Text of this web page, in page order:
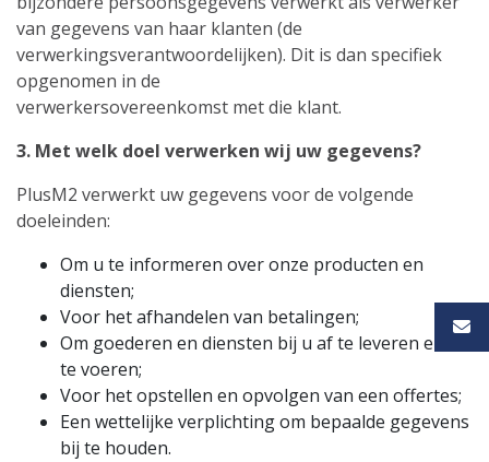
van gegevens van haar klanten (de
verwerkingsverantwoordelijken). Dit is dan specifiek
opgenomen in de
verwerkersovereenkomst met die klant.
3. Met welk doel verwerken wij uw gegevens?
PlusM2 verwerkt uw gegevens voor de volgende
doeleinden:
Om u te informeren over onze producten en
diensten;
Voor het afhandelen van betalingen;
Om goederen en diensten bij u af te leveren en uit
te voeren;
Voor het opstellen en opvolgen van een offertes;
Een wettelijke verplichting om bepaalde gegevens
bij te houden.